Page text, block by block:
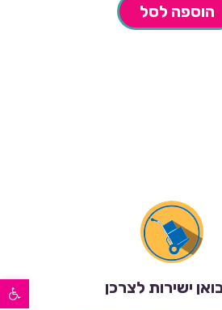
פתח סרגל נגישות
הוספה לסל
ישירות לצרכן